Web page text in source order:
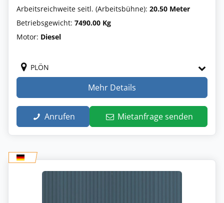
Arbeitsreichweite seitl. (Arbeitsbühne): 20.50 Meter
Betriebsgewicht: 7490.00 Kg
Motor: Diesel
PLÖN
Mehr Details
Anrufen Mietanfrage senden